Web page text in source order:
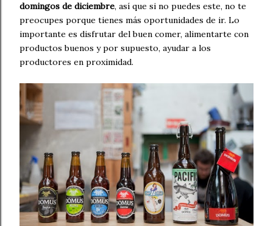
domingos de diciembre, así que si no puedes este, no te
preocupes porque tienes más oportunidades de ir. Lo
importante es disfrutar del buen comer, alimentarte con
productos buenos y por supuesto, ayudar a los
productores en proximidad.